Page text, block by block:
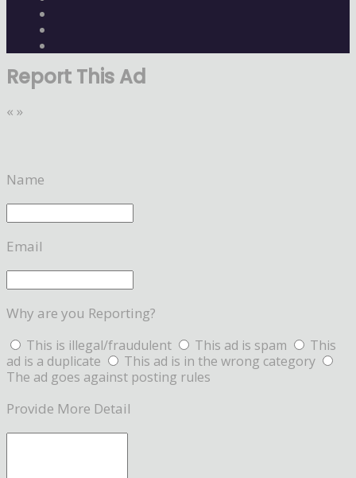
Report This Ad
« »
Name
Email
Why are you Reporting?
This is illegal/fraudulent This ad is spam
This
ad is a duplicate
This ad is in the wrong category
The ad goes against posting rules
Provide More Detail